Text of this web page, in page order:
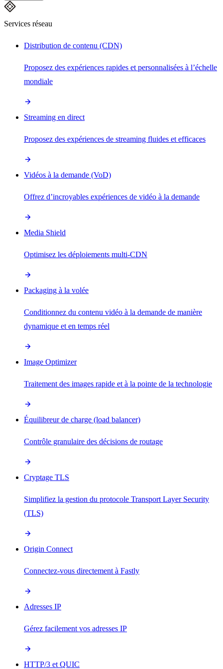
Services réseau
Distribution de contenu (CDN)
Proposez des expériences rapides et personnalisées à l’échelle
mondiale
Streaming en direct
Proposez des expériences de streaming fluides et efficaces
Vidéos à la demande (VoD)
Offrez d’incroyables expériences de vidéo à la demande
Media Shield
Optimisez les déploiements multi-CDN
Packaging à la volée
Conditionnez du contenu vidéo à la demande de manière
dynamique et en temps réel
Image Optimizer
Traitement des images rapide et à la pointe de la technologie
Équilibreur de charge (load balancer)
Contrôle granulaire des décisions de routage
Cryptage TLS
Simplifiez la gestion du protocole Transport Layer Security
(TLS)
Origin Connect
Connectez-vous directement à Fastly
Adresses IP
Gérez facilement vos adresses IP
HTTP/3 et QUIC